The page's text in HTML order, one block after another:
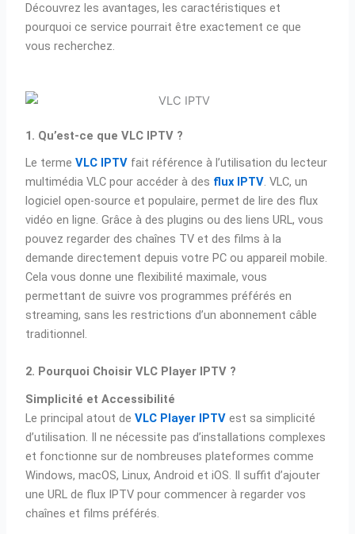
Découvrez les avantages, les caractéristiques et
pourquoi ce service pourrait être exactement ce que
vous recherchez.
1. Qu’est-ce que VLC IPTV ?
Le termeVLC IPTV fait référence à l’utilisation du lecteur
multimédia VLC pour accéder à des flux IPTV. VLC, un
logiciel open-source et populaire, permet de lire des flux
vidéo en ligne. Grâce à des plugins ou des liens URL, vous
pouvez regarder des chaînes TV et des films à la
demande directement depuis votre PC ou appareil mobile.
Cela vous donne une flexibilité maximale, vous
permettant de suivre vos programmes préférés en
streaming, sans les restrictions d’un abonnement câble
traditionnel.
2. Pourquoi Choisir VLC Player IPTV ?
Simplicité et Accessibilité
Le principal atout deVLC Player IPTV est sa simplicité
d’utilisation. Il ne nécessite pas d’installations complexes
et fonctionne sur de nombreuses plateformes comme
Windows, macOS, Linux, Android et iOS. Il suffit d’ajouter
une URL de flux IPTV pour commencer à regarder vos
chaînes et films préférés.